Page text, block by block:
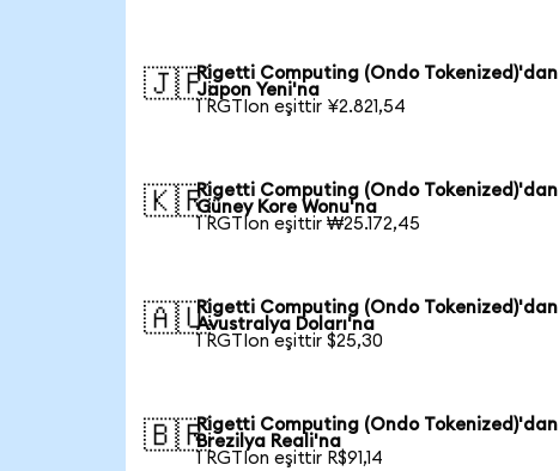
🇯🇵Rigetti Computing (Ondo Tokenized)'dan
Japon Yeni'na
1 RGTIon eşittir ¥2.821,54
🇰🇷Rigetti Computing (Ondo Tokenized)'dan
Güney Kore Wonu'na
1 RGTIon eşittir ₩25.172,45
🇦🇺Rigetti Computing (Ondo Tokenized)'dan
Avustralya Doları'na
1 RGTIon eşittir $25,30
🇧🇷Rigetti Computing (Ondo Tokenized)'dan
Brezilya Reali'na
1 RGTIon eşittir R$91,14